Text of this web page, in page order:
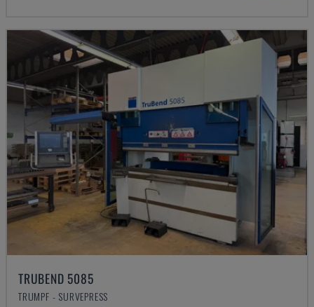
TRUBEND 5085
TRUMPF - SURVEPRESS